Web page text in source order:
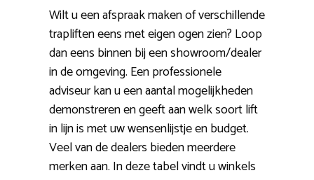
Wilt u een afspraak maken of verschillende
trapliften eens met eigen ogen zien? Loop
dan eens binnen bij een showroom/dealer
in de omgeving. Een professionele
adviseur kan u een aantal mogelijkheden
demonstreren en geeft aan welk soort lift
in lijn is met uw wensenlijstje en budget.
Veel van de dealers bieden meerdere
merken aan. In deze tabel vindt u winkels